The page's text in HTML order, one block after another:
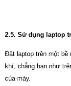
2.5. Sử dụng laptop
Đặt laptop trên một bề
khí, chẳng hạn như
của máy.